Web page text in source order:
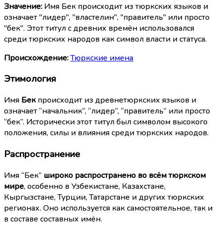
Значение: Имя Бек происходит из тюркских языков и
означает "лидер", "властелин", "правитель" или просто
"бек". Этот титул с древних времён использовался
среди тюркских народов как символ власти и статуса.
Происхождение:Тюркские имена
Этимология
Имя Бекпроисходит из древнетюркских языков и
означает “начальник”, “лидер”, “правитель” или просто
“бек”. Исторически этот титул был символом высокого
положения, силы и влияния среди тюркских народов.
Распространение
Имя “Бек” широко распространено во всём тюркском
мире, особенно в Узбекистане, Казахстане,
Кыргызстане, Турции, Татарстане и других тюркских
регионах. Оно используется как самостоятельное, так и
в составе составных имён.